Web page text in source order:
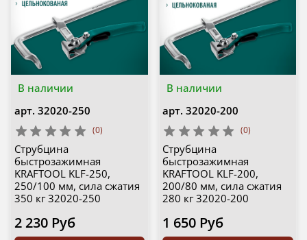
В наличии
арт. 32020-250
(0)
Струбцина
быстрозажимная
KRAFTOOL KLF-250,
250/100 мм, сила сжатия
350 кг 32020-250
2 230 Руб
В наличии
арт. 32020-200
(0)
Струбцина
быстрозажимная
KRAFTOOL KLF-200,
200/80 мм, сила сжатия
280 кг 32020-200
1 650 Руб